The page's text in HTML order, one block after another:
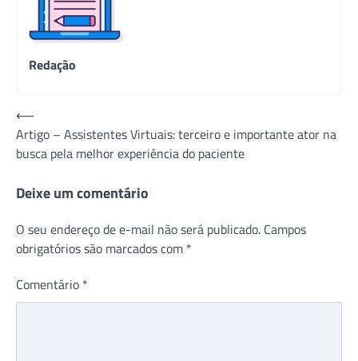
Redação
Navegação
de
Post
⟵
Artigo – Assistentes Virtuais: terceiro e importante ator na
busca pela melhor experiência do paciente
Deixe um comentário
O seu endereço de e-mail não será publicado. Campos
obrigatórios são marcados com *
Comentário *